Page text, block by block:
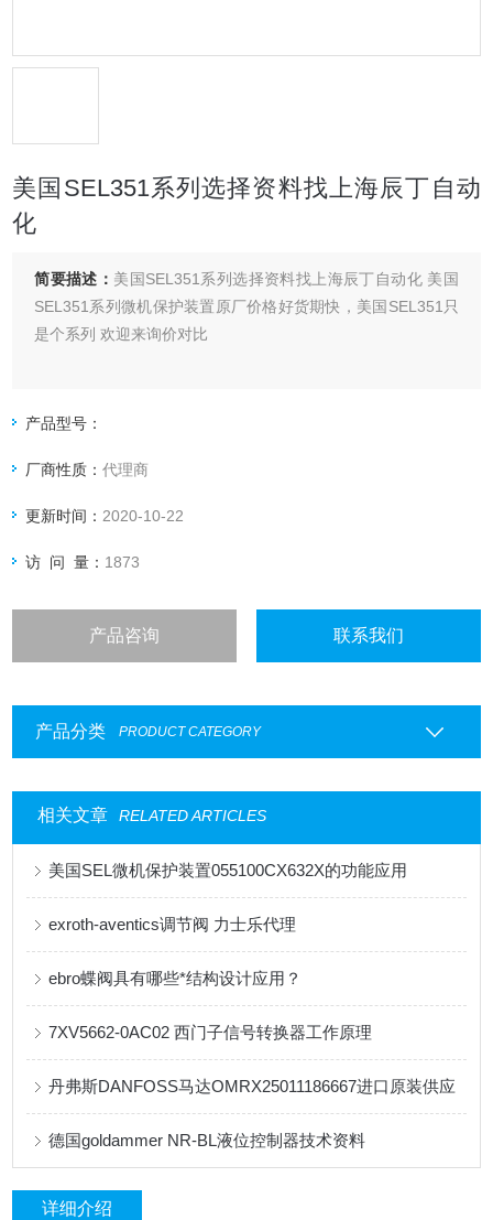
美国SEL351系列选择资料找上海辰丁自动
化
简要描述： 美国SEL351系列选择资料找上海辰丁自动化 美国
SEL351系列微机保护装置原厂价格好货期快，美国SEL351只
是个系列 欢迎来询价对比
产品型号：
厂商性质：代理商
更新时间： 2020-10-22
访 问 量： 1873
产品咨询 联系我们
产品分类 PRODUCT CATEGORY
相关文章 RELATED ARTICLES
美国SEL微机保护装置055100CX632X的功能应用
exroth-aventics调节阀 力士乐代理
ebro蝶阀具有哪些*结构设计应用？
7XV5662-0AC02 西门子信号转换器工作原理
丹弗斯DANFOSS马达OMRX25011186667进口原装供应
德国goldammer NR-BL液位控制器技术资料
详细介绍